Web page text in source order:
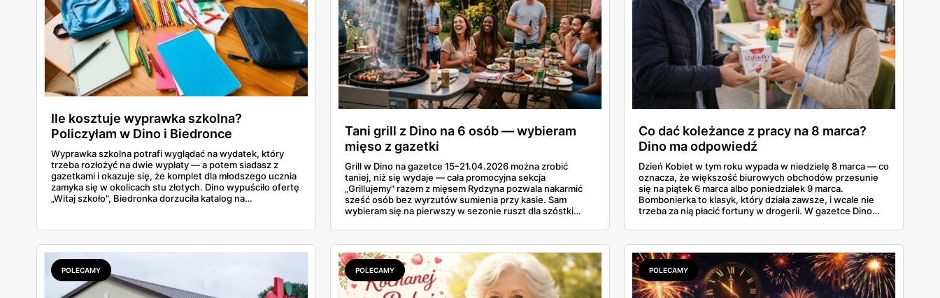
Ile kosztuje wyprawka szkolna?
Policzyłam w Dino i Biedronce
Wyprawka szkolna potrafi wyglądać na wydatek, który
trzeba rozłożyć na dwie wypłaty — a potem siadasz z
gazetkami i okazuje się, że komplet dla młodszego ucznia
zamyka się w okolicach stu złotych. Dino wypuściło ofertę
„Witaj szkoło", Biedronka dorzuciła katalog na
piórniki, plecaki, farby, kleje. Poniżej cała lista przyborów
szkolnych z cenami i terminami.
Tani grill z Dino na 6 osób — wybieram
mięso z gazetki
Grill w Dino na gazetce 15–21.04.2026 można zrobić
taniej, niż się wydaje — cała promocyjna sekcja
„Grillujemy" razem z mięsem Rydzyna pozwala nakarmić
sześć osób bez wyrzutów sumienia przy kasie. Sam
wybieram się na pierwszy w sezonie ruszt dla szóstki
porannej kawie. Kiełbasa Biesiadna za 11,99 zł,
marynowane udko z kurczaka po 15,99 zł za kilogram,
szynka wykwintna Rydzyna po 37,99. Sprawdzam, co
naprawdę wchodzi do koszyka, a co lepiej zostawić na
półce.
Co dać koleżance z pracy na 8 marca?
Dino ma odpowiedź
Dzień Kobiet w tym roku wypada w niedzielę 8 marca — co
oznacza, że większość biurowych obchodów przesunie
się na piątek 6 marca albo poniedziałek 9 marca.
Bombonierka to klasyk, który działa zawsze, i wcale nie
trzeba za nią płacić fortuny w drogerii. W gazetce Dino
Rocher, Lindora i kilka innych markowych propozycji w
cenach, które robią różnicę. Zdążysz spokojnie — masz
cały tydzień.
POLECAMY POLECAMY POLECAMY